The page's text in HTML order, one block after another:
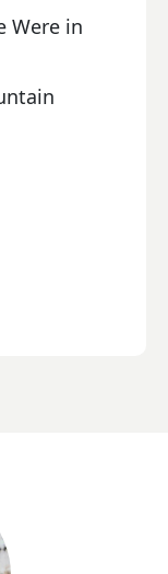
Were in